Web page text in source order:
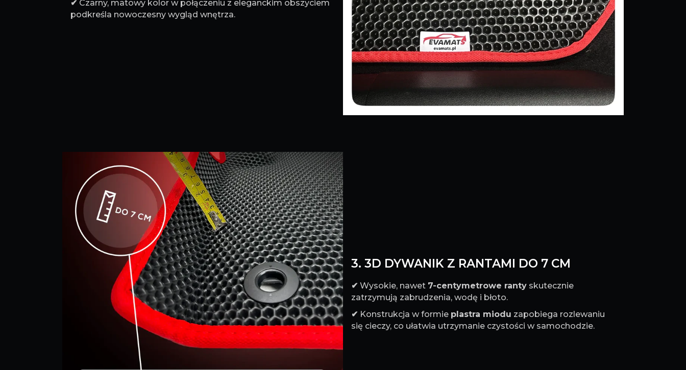
✔ Czarny, matowy kolor w połączeniu z eleganckim obszyciem
podkreśla nowoczesny wygląd wnętrza.
3. 3D DYWANIK Z RANTAMI DO 7 CM
✔ Wysokie, nawet 7-centymetrowe ranty skutecznie
zatrzymują zabrudzenia, wodę i błoto.
✔ Konstrukcja w formie plastra miodu zapobiega rozlewaniu
się cieczy, co ułatwia utrzymanie czystości w samochodzie.